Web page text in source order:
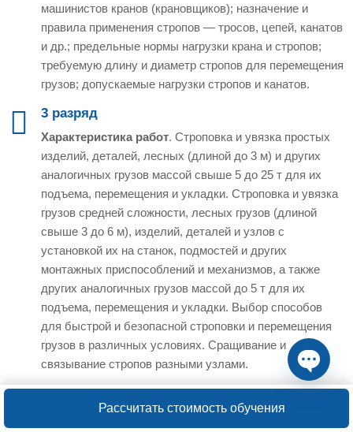
машинистов кранов (крановщиков); назначение и
правила применения стропов — тросов, цепей, канатов
и др.; предельные нормы нагрузки крана и стропов;
требуемую длину и диаметр стропов для перемещения
грузов; допускаемые нагрузки стропов и канатов.
3 разряд
Характеристика работ. Строповка и увязка простых
изделий, деталей, лесных (длиной до 3 м) и других
аналогичных грузов массой свыше 5 до 25 т для их
подъема, перемещения и укладки. Строповка и увязка
грузов средней сложности, лесных грузов (длиной
свыше 3 до 6 м), изделий, деталей и узлов с
установкой их на станок, подмостей и других
монтажных приспособлений и механизмов, а также
других аналогичных грузов массой до 5 т для их
подъема, перемещения и укладки. Выбор способов
для быстрой и безопасной строповки и перемещения
грузов в различных условиях. Сращивание и
связывание стропов разными узлами.
центра тяжести перемещаемых грузов; правила
Open
Рассчитать стоимость обучения